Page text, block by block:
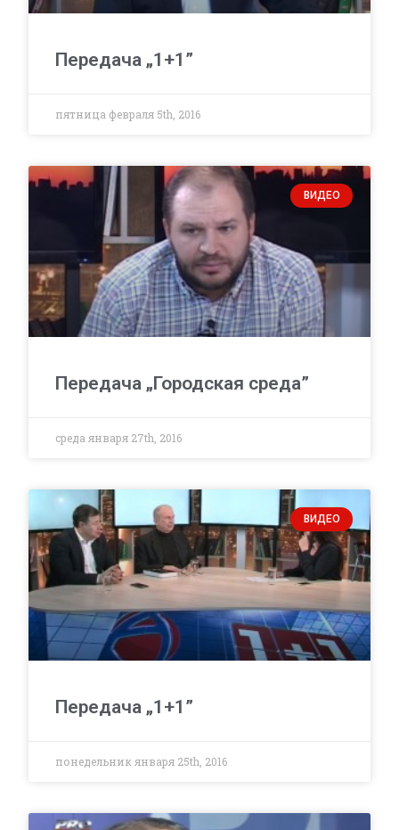
Передача „1+1”
пятница февраля 5th, 2016
ВИДЕО
Передача „Городская среда”
среда января 27th, 2016
ВИДЕО
Передача „1+1”
понедельник января 25th, 2016